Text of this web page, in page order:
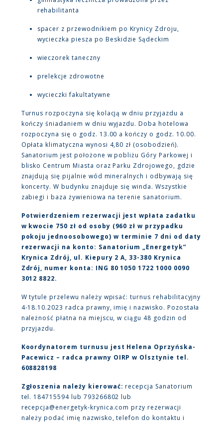
rehabilitanta
spacer z przewodnikiem po Krynicy Zdroju,
wycieczka piesza po Beskidzie Sądeckim
wieczorek taneczny
prelekcje zdrowotne
wycieczki fakultatywne
Turnus rozpoczyna się kolacją w dniu przyjazdu a
kończy śniadaniem w dniu wyjazdu. Doba hotelowa
rozpoczyna się o godz. 13.00 a kończy o godz. 10.00.
Opłata klimatyczna wynosi 4,80 zł (osobodzień).
Sanatorium jest położone w pobliżu Góry Parkowej i
blisko Centrum Miasta oraz Parku Zdrojowego, gdzie
znajdują się pijalnie wód mineralnych i odbywają się
koncerty. W budynku znajduje się winda. Wszystkie
zabiegi i baza żywieniowa na terenie sanatorium.
Potwierdzeniem rezerwacji jest wpłata zadatku
w kwocie 750 zł od osoby (960 zł w przypadku
pokoju jednoosobowego) w terminie 7 dni od daty
rezerwacji na konto: Sanatorium „Energetyk”
Krynica Zdrój, ul. Kiepury 2 A, 33-380 Krynica
Zdrój, numer konta: ING 80 1050 1722 1000 0090
3012 8822.
W tytule przelewu należy wpisać: turnus rehabilitacyjny
4-18.10.2023 radca prawny, imię i nazwisko. Pozostała
należność płatna na miejscu, w ciągu 48 godzin od
przyjazdu.
Koordynatorem turnusu jest Helena Oprzyńska-
Pacewicz – radca prawny OIRP w Olsztynie tel.
608828198
Zgłoszenia należy kierować: recepcja Sanatorium
tel. 184715594 lub 793266802 lub
recepcja@energetyk-krynica.com przy rezerwacji
należy podać imię nazwisko, telefon do kontaktu i